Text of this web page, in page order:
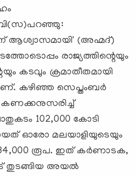
ആശ്വാസമായി' (അഹ്മദ്)
രാജ്യത്തിന്റെയും
കടവും ക്രമാതീതമായി
കഴിഞ്ഞ സെപ്തംബര്‍
കണക്കനുസരിച്ച്
102,000 കോടി
ഓരോ മലയാളിയുടെയും
രൂപ. ഇത് കര്‍ണാടക,
തുടങ്ങിയ അയല്‍